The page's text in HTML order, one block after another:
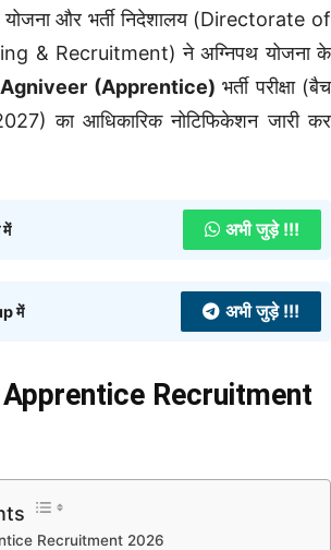
और भर्ती निदेशालय (Directorate of
& Recruitment) ने अग्निपथ योजना के
(Apprentice) भर्ती परीक्षा (बैच
का आधिकारिक नोटिफिकेशन जारी कर
अभी जुड़े !!!
में अभी जुड़े !!!
Recruitment
Recruitment 2026